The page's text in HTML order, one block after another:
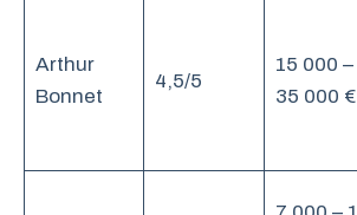
Arthur
Bonnet
4,5/5
15 000 –
35 000 €